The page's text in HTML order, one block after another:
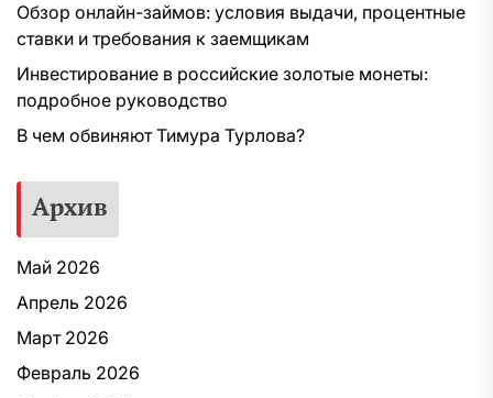
Обзор онлайн-займов: условия выдачи, процентные
ставки и требования к заемщикам
Инвестирование в российские золотые монеты:
подробное руководство
В чем обвиняют Тимура Турлова?
Архив
Май 2026
Апрель 2026
Март 2026
Февраль 2026